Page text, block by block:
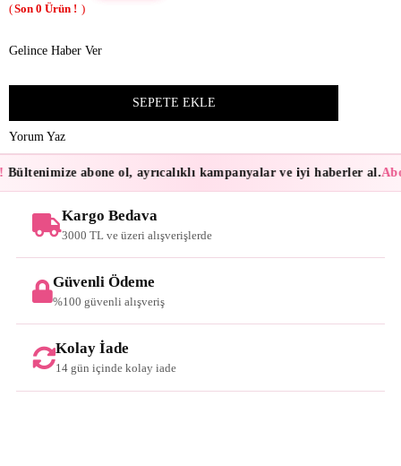
0
Gelince Haber Ver
Yorum Yaz
Bültenimize abone ol, ayrıcalıklı kampanyalar ve iyi haberler al.
Kargo Bedava
3000 TL ve üzeri alışverişlerde
Güvenli Ödeme
%100 güvenli alışveriş
Kolay İade
14 gün içinde kolay iade